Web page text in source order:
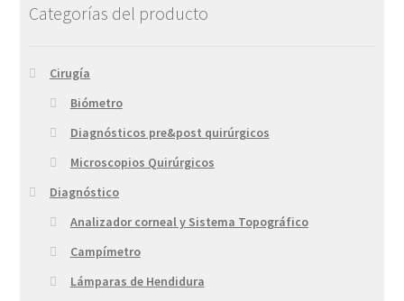
Categorías del producto
Cirugía
Biómetro
Diagnósticos pre&post quirúrgicos
Microscopios Quirúrgicos
Diagnóstico
Analizador corneal y Sistema Topográfico
Campímetro
Lámparas de Hendidura